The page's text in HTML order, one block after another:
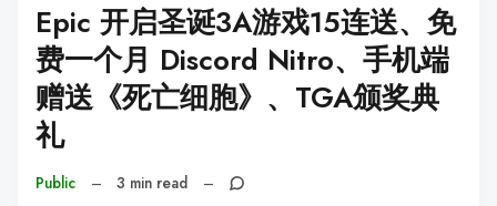
Epic 开启圣诞3A游戏15连送、免
费一个月 Discord Nitro、手机端
赠送《死亡细胞》、TGA颁奖典
礼
Public – 3 min read –